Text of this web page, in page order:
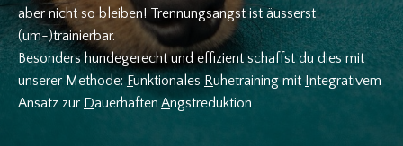
aber nicht so bleiben! Trennungsangst ist äusserst
(um-)trainierbar.
Besonders hundegerecht und effizient schaffst du dies mit
unserer Methode: Funktionales Ruhetraining mit Integrativem
Ansatz zur Dauerhaften Angstreduktion